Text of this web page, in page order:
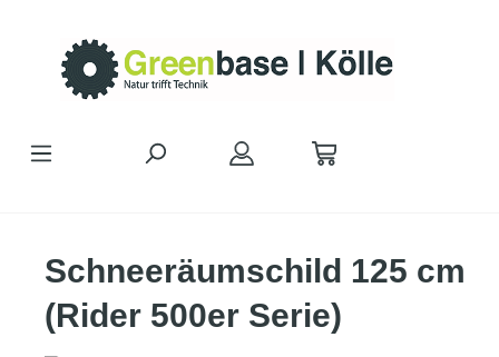
Schneeräumschild 125 cm
(Rider 500er Serie)